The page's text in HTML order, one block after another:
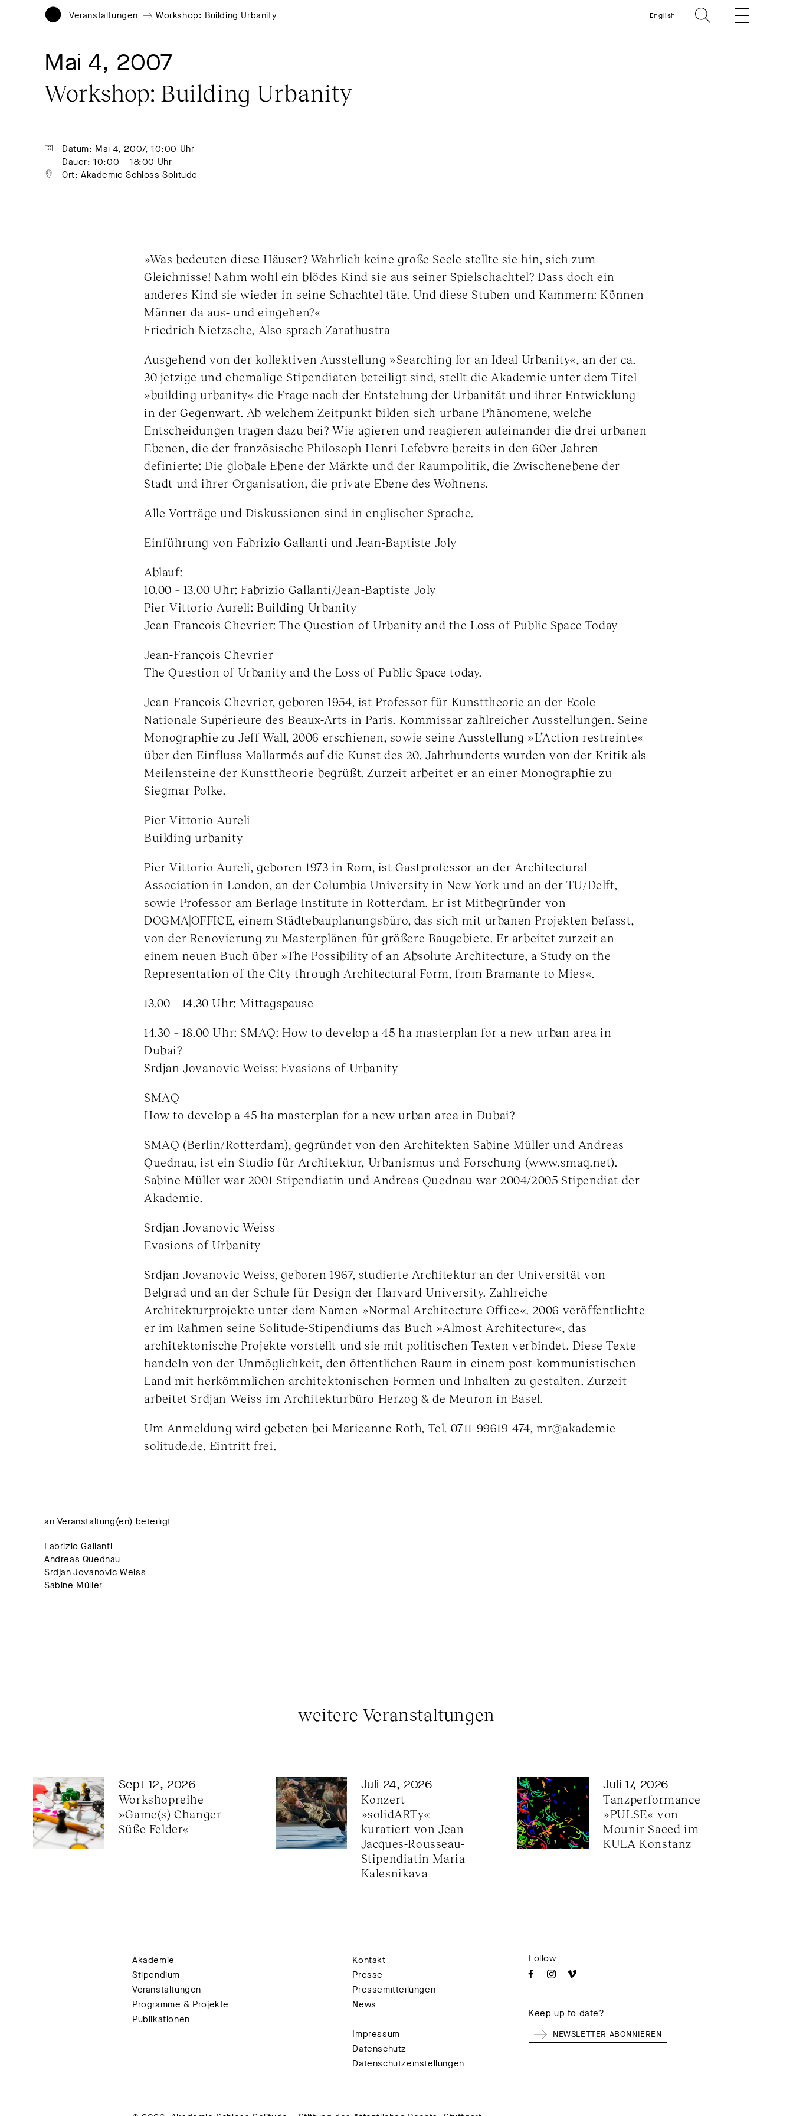
Veranstaltungen Workshop: Building Urbanity English
Mai 4, 2007
Workshop: Building Urbanity
Datum: Mai 4, 2007, 10:00 Uhr
Dauer: 10:00 – 18:00 Uhr
Ort: Akademie Schloss Solitude
»Was bedeuten diese Häuser? Wahrlich keine große Seele stellte sie hin, sich zum
Gleichnisse! Nahm wohl ein blödes Kind sie aus seiner Spielschachtel? Dass doch ein
anderes Kind sie wieder in seine Schachtel täte. Und diese Stuben und Kammern: Können
Männer da aus- und eingehen?«
Friedrich Nietzsche, Also sprach Zarathustra
Ausgehend von der kollektiven Ausstellung »Searching for an Ideal Urbanity«, an der ca.
30 jetzige und ehemalige Stipendiaten beteiligt sind, stellt die Akademie unter dem Titel
»building urbanity« die Frage nach der Entstehung der Urbanität und ihrer Entwicklung
in der Gegenwart. Ab welchem Zeitpunkt bilden sich urbane Phänomene, welche
Entscheidungen tragen dazu bei? Wie agieren und reagieren aufeinander die drei urbanen
Ebenen, die der französische Philosoph Henri Lefebvre bereits in den 60er Jahren
definierte: Die globale Ebene der Märkte und der Raumpolitik, die Zwischenebene der
Stadt und ihrer Organisation, die private Ebene des Wohnens.
Alle Vorträge und Diskussionen sind in englischer Sprache.
Einführung von Fabrizio Gallanti und Jean-Baptiste Joly
Ablauf:
10.00 – 13.00 Uhr: Fabrizio Gallanti/Jean-Baptiste Joly
Pier Vittorio Aureli: Building Urbanity
Jean-Francois Chevrier: The Question of Urbanity and the Loss of Public Space Today
Jean-François Chevrier
The Question of Urbanity and the Loss of Public Space today.
Jean-François Chevrier, geboren 1954, ist Professor für Kunsttheorie an der Ecole
Nationale Supérieure des Beaux-Arts in Paris. Kommissar zahlreicher Ausstellungen. Seine
Monographie zu Jeff Wall, 2006 erschienen, sowie seine Ausstellung »L’Action restreinte«
über den Einfluss Mallarmés auf die Kunst des 20. Jahrhunderts wurden von der Kritik als
Meilensteine der Kunsttheorie begrüßt. Zurzeit arbeitet er an einer Monographie zu
Siegmar Polke.
Pier Vittorio Aureli
Building urbanity
Pier Vittorio Aureli, geboren 1973 in Rom, ist Gastprofessor an der Architectural
Association in London, an der Columbia University in New York und an der TU/Delft,
sowie Professor am Berlage Institute in Rotterdam. Er ist Mitbegründer von
DOGMA|OFFICE, einem Städtebauplanungsbüro, das sich mit urbanen Projekten befasst,
von der Renovierung zu Masterplänen für größere Baugebiete. Er arbeitet zurzeit an
einem neuen Buch über »The Possibility of an Absolute Architecture, a Study on the
Representation of the City through Architectural Form, from Bramante to Mies«.
13.00 – 14.30 Uhr: Mittagspause
14.30 – 18.00 Uhr: SMAQ: How to develop a 45 ha masterplan for a new urban area in
Dubai?
Srdjan Jovanovic Weiss: Evasions of Urbanity
SMAQ
How to develop a 45 ha masterplan for a new urban area in Dubai?
SMAQ (Berlin/Rotterdam), gegründet von den Architekten Sabine Müller und Andreas
Quednau, ist ein Studio für Architektur, Urbanismus und Forschung (www.smaq.net).
Sabine Müller war 2001 Stipendiatin und Andreas Quednau war 2004/2005 Stipendiat der
Akademie.
Srdjan Jovanovic Weiss
Evasions of Urbanity
Srdjan Jovanovic Weiss, geboren 1967, studierte Architektur an der Universität von
Belgrad und an der Schule für Design der Harvard University. Zahlreiche
Architekturprojekte unter dem Namen »Normal Architecture Office«. 2006 veröffentlichte
er im Rahmen seine Solitude-Stipendiums das Buch »Almost Architecture«, das
architektonische Projekte vorstellt und sie mit politischen Texten verbindet. Diese Texte
handeln von der Unmöglichkeit, den öffentlichen Raum in einem post-kommunistischen
Land mit herkömmlichen architektonischen Formen und Inhalten zu gestalten. Zurzeit
arbeitet Srdjan Weiss im Architekturbüro Herzog & de Meuron in Basel.
Um Anmeldung wird gebeten bei Marieanne Roth, Tel. 0711-99619-474, mr@akademie-
solitude.de. Eintritt frei.
an Veranstaltung(en) beteiligt
Fabrizio Gallanti
Andreas Quednau
Srdjan Jovanovic Weiss
Sabine Müller
weitere Veranstaltungen
Sept 12, 2026
Workshopreihe
»Game(s) Changer –
Süße Felder«
Juli 24, 2026
Konzert
»solidARTy«
kuratiert von Jean-
Jacques-Rousseau-
Stipendiatin Maria
Kalesnikava
Juli 17, 2026
Tanzperformance
»PULSE« von
Mounir Saeed im
KULA Konstanz
Akademie
Stipendium
Veranstaltungen
Programme & Projekte
Publikationen
Kontakt
Presse
Pressemitteilungen
News
Impressum
Datenschutz
Datenschutzeinstellungen
Follow
Keep up to date?
NEWSLETTER ABONNIEREN